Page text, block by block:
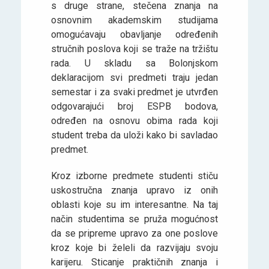
s druge strane, stečena znanja na
osnovnim akademskim studijama
omogućavaju obavljanje određenih
stručnih poslova koji se traže na tržištu
rada. U skladu sa Bolonjskom
deklaracijom svi predmeti traju jedan
semestar i za svaki predmet je utvrđen
odgovarajući broj ESPB bodova,
određen na osnovu obima rada koji
student treba da uloži kako bi savladao
predmet.
Kroz izborne predmete studenti stiču
uskostručna znanja upravo iz onih
oblasti koje su im interesantne. Na taj
način studentima se pruža mogućnost
da se pripreme upravo za one poslove
kroz koje bi želeli da razvijaju svoju
karijeru. Sticanje praktičnih znanja i